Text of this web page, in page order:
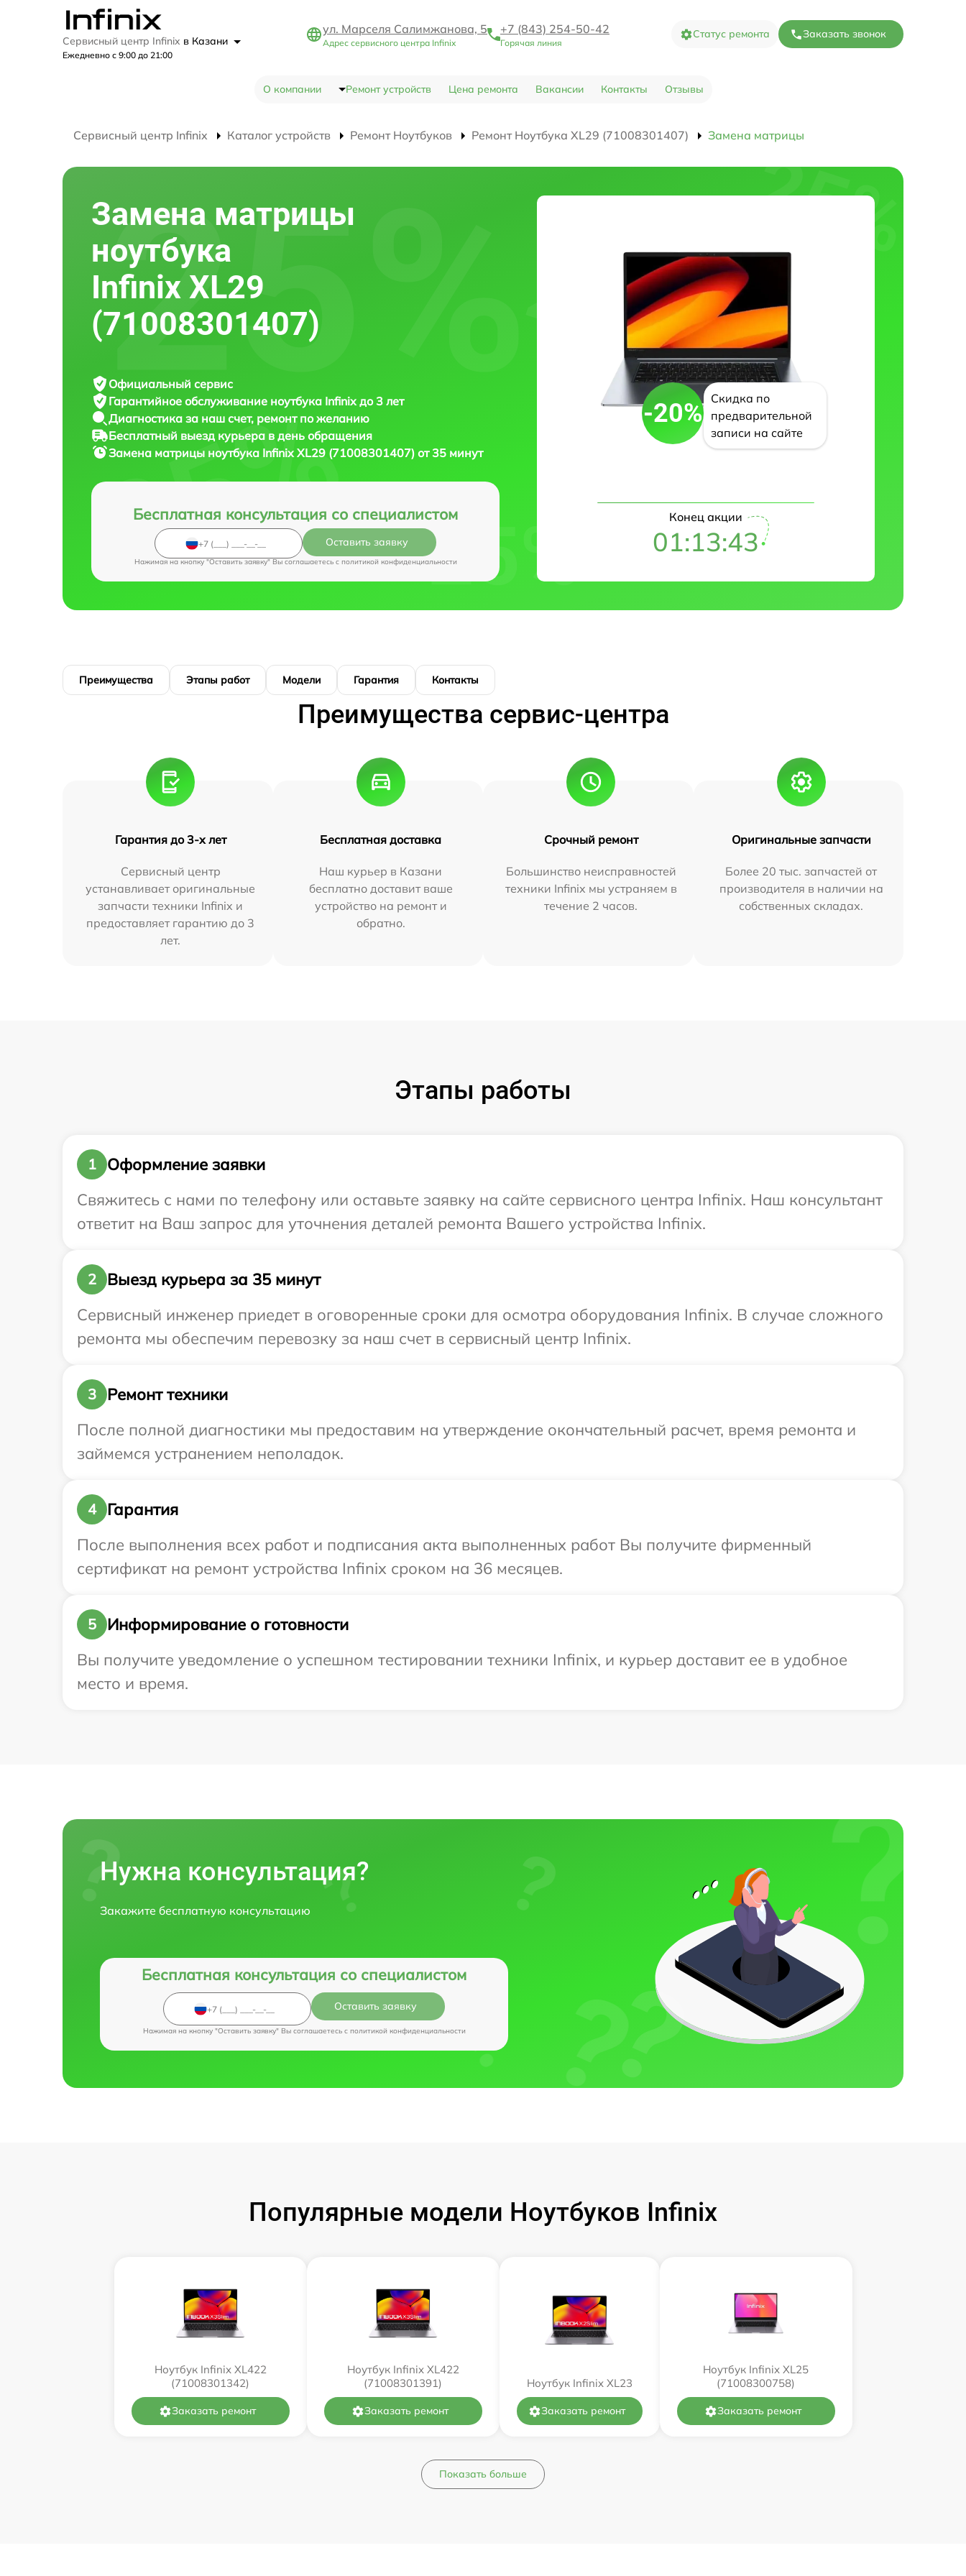
Сервисный центр Infinix в Казани
Ежедневно с 9:00 до 21:00
ул. Марселя Салимжанова, 5
Адрес сервисного центра Infinix
+7 (843) 254-50-42
Горячая линия
Статус ремонта Заказать звонок
О компании Ремонт устройств Цена ремонта Вакансии Контакты Отзывы
Сервисный центр Infinix Каталог устройств Ремонт Ноутбуков Ремонт Ноутбука XL29 (71008301407) Замена матрицы
Замена матрицы
ноутбука
Infinix XL29
(71008301407)
Официальный сервис
Гарантийное обслуживание ноутбука Infinix до 3 лет
Диагностика за наш счет, ремонт по желанию
Бесплатный выезд курьера в день обращения
Замена матрицы ноутбука Infinix XL29 (71008301407) от 35 минут
Бесплатная консультация со специалистом
Оставить заявку
Нажимая на кнопку "Оставить заявку" Вы соглашаетесь c политикой конфиденциальности
-20%
Скидка по
предварительной
записи на сайте
Конец акции
01:13:42
Преимущества Этапы работ Модели Гарантия Контакты
Преимущества сервис-центра
Гарантия до 3-х лет
Сервисный центр
устанавливает оригинальные
запчасти техники Infinix и
предоставляет гарантию до 3
лет.
Бесплатная доставка
Наш курьер в Казани
бесплатно доставит ваше
устройство на ремонт и
обратно.
Срочный ремонт
Большинство неисправностей
техники Infinix мы устраняем в
течение 2 часов.
Оригинальные запчасти
Более 20 тыс. запчастей от
производителя в наличии на
собственных складах.
Этапы работы
1
Оформление заявки
Свяжитесь с нами по телефону или оставьте заявку на сайте сервисного центра Infinix. Наш консультант
ответит на Ваш запрос для уточнения деталей ремонта Вашего устройства Infinix.
2
Выезд курьера за 35 минут
Сервисный инженер приедет в оговоренные сроки для осмотра оборудования Infinix. В случае сложного
ремонта мы обеспечим перевозку за наш счет в сервисный центр Infinix.
3
Ремонт техники
После полной диагностики мы предоставим на утверждение окончательный расчет, время ремонта и
займемся устранением неполадок.
4
Гарантия
После выполнения всех работ и подписания акта выполненных работ Вы получите фирменный
сертификат на ремонт устройства Infinix сроком на 36 месяцев.
5
Информирование о готовности
Вы получите уведомление о успешном тестировании техники Infinix, и курьер доставит ее в удобное
место и время.
Нужна консультация?
Закажите бесплатную консультацию
Бесплатная консультация со специалистом
Оставить заявку
Нажимая на кнопку "Оставить заявку" Вы соглашаетесь c политикой конфиденциальности
Популярные модели Ноутбуков Infinix
Ноутбук Infinix XL422
(71008301342)
Заказать ремонт
Ноутбук Infinix XL422
(71008301391)
Заказать ремонт
Ноутбук Infinix XL23
Заказать ремонт
Ноутбук Infinix XL25
(71008300758)
Заказать ремонт
Показать больше